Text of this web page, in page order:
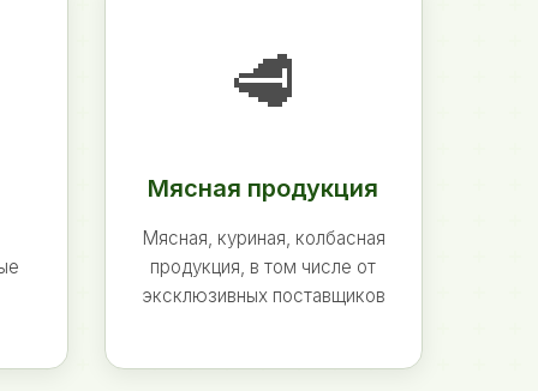
🥩
Мясная продукция
Мясная, куриная, колбасная
продукция, в том числе от
эксклюзивных поставщиков